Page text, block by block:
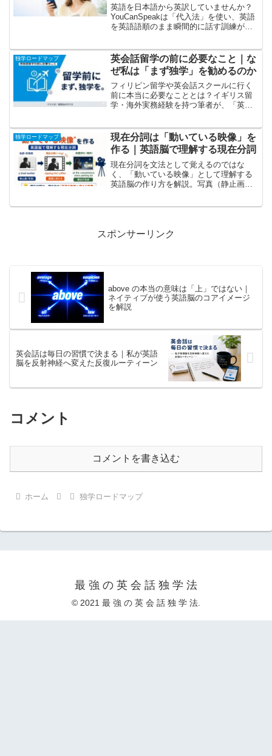
英語を日本語から英訳していませんか？
YouCanSpeakは「代入法」を使い、英語
を英語語順のまま瞬間的に話す訓練がで
実体験ベースの視点で詳しく解説しま
す。
独学ロードマップ
英会話留学の前に必要なこと｜な
ぜ私は「まず独学」を勧めるのか
フィリピン留学や英会話スクールに行く
前に本当に必要なこととは？イギリス留
学・海外実務経験を持つ筆者が、「英語
独学ロードマップ
現在分詞は「動いている映像」を
作る｜英語脳で理解する現在分詞
現在分詞を文法として覚えるのではな
く、「動いている映像」として理解する
英語脳の作り方を解説。写真（静止画）
スポンサーリンク
above の本当の意味は「上」ではない｜
ネイティブが使う英語脳のコアイメージ
を解説
英会話は毎日の習慣で決まる｜私が英語
脳を反射神経へ変えた反復ルーティーン
コメント
コメントを書き込む
ホーム 独学ロードマップ
最 強 の 英 会 話 独 学 法
© 2021 最 強 の 英 会 話 独 学 法.